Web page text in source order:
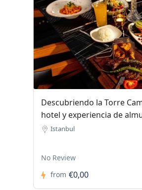
Descubriendo la Torre
hotel y experiencia de
Istanbul
No Review
from €0,00